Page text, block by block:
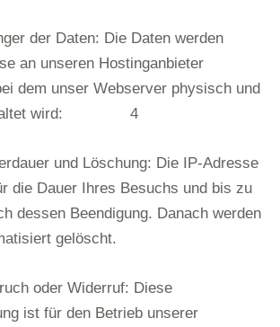
der Daten: Die Daten werden
an unseren Hostinganbieter
dem unser Webserver physisch und
wird: 4
und Löschung: Die IP-Adresse
die Dauer Ihres Besuchs und bis zu
dessen Beendigung. Danach werden
gelöscht.
oder Widerruf: Diese
ist für den Betrieb unserer